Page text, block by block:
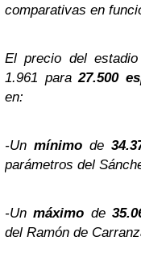
comparativas en
El precio del
1.961 para27.500
en:
-Un mínimode
parámetros del
-Unmáximo de
del Ramón de